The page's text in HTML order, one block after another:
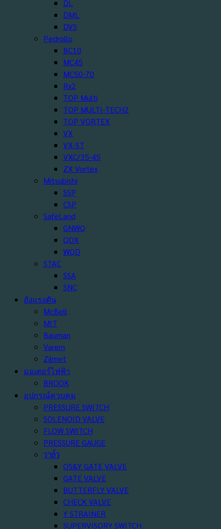
DL
DML
DVS
Pedrollo
BC10
MC45
MC50-70
Rx2
TOP Multi
TOP MULTI-TECH2
TOP VORTEX
VX
VX-ST
VXC/35-45
ZX Vortex
Mitsubishi
SSP
CSP
SafeLand
GNWQ
QDX
WQD
STAC
SSA
SNC
ถังแรงดัน
McBell
MIT
Bauman
Varem
Zilmet
มอเตอร์ไฟฟ้า
BROOK
อุปกรณ์ควบคุม
PRESSURE SWITCH
SOLENOID VALVE
FLOW SWITCH
PRESSURE GAUGE
วาล์ว
OS&Y GATE VALVE
GATE VALVE
BUTTERFLY VALVE
CHECK VALVE
Y STRAINER
SUPERVISORY SWITCH